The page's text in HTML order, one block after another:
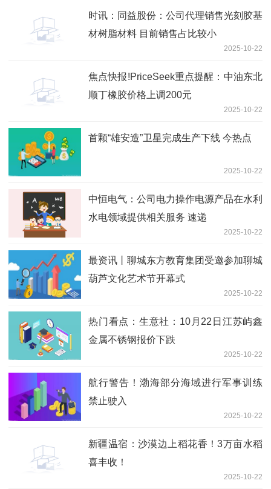
时讯：同益股份：公司代理销售光刻胶基
材树脂材料 目前销售占比较小
2025-10-22
焦点快报!PriceSeek重点提醒：中油东北
顺丁橡胶价格上调200元
2025-10-22
首颗“雄安造”卫星完成生产下线 今热点
2025-10-22
中恒电气：公司电力操作电源产品在水利
水电领域提供相关服务 速递
2025-10-22
最资讯丨聊城东方教育集团受邀参加聊城
葫芦文化艺术节开幕式
2025-10-22
热门看点：生意社：10月22日江苏屿鑫
金属不锈钢报价下跌
2025-10-22
航行警告！渤海部分海域进行军事训练
禁止驶入
2025-10-22
新疆温宿：沙漠边上稻花香！3万亩水稻
喜丰收！
2025-10-22